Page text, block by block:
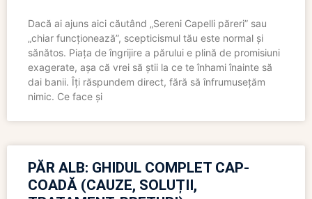
Dacă ai ajuns aici căutând „Sereni Capelli păreri” sau
„chiar funcționează”, scepticismul tău este normal și
sănătos. Piața de îngrijire a părului e plină de promisiuni
exagerate, așa că vrei să știi la ce te înhami înainte să
dai banii. Îți răspundem direct, fără să înfrumusețăm
nimic. Ce face și
PĂR ALB: GHIDUL COMPLET CAP-
COADĂ (CAUZE, SOLUȚII,